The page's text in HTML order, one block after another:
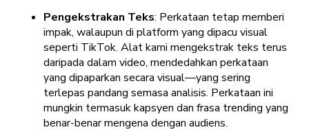
Pengekstrakan Teks: Perkataan tetap memberi
impak, walaupun di platform yang dipacu visual
seperti TikTok. Alat kami mengekstrak teks terus
daripada dalam video, mendedahkan perkataan
yang dipaparkan secara visual—yang sering
terlepas pandang semasa analisis. Perkataan ini
mungkin termasuk kapsyen dan frasa trending yang
benar-benar mengena dengan audiens.